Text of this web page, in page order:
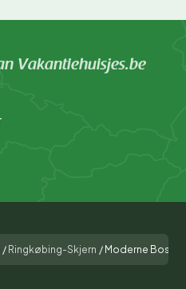
Vakantiehuisjes.be
/ Ringkøbing-Skjern / Moderne